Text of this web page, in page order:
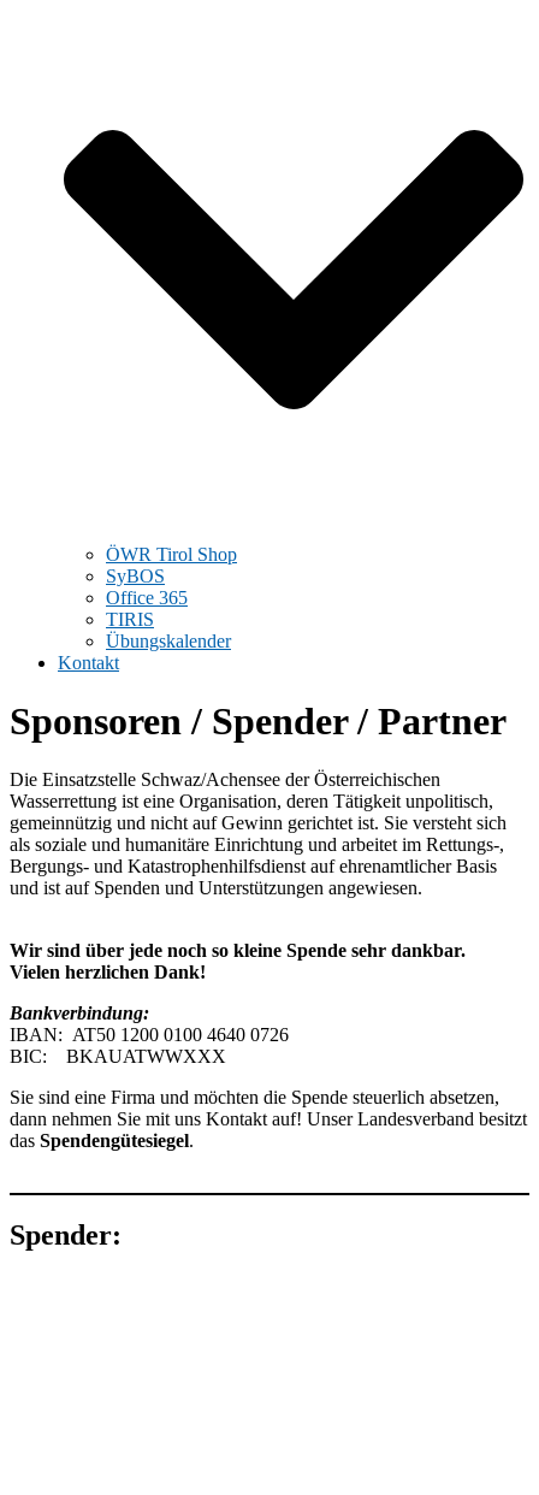
ÖWR Tirol Shop
SyBOS
Office 365
TIRIS
Übungskalender
Kontakt
Sponsoren / Spender / Partner
Die Einsatzstelle Schwaz/Achensee der Österreichischen
Wasserrettung ist eine Organisation, deren Tätigkeit unpolitisch,
gemeinnützig und nicht auf Gewinn gerichtet ist. Sie versteht sich
als soziale und humanitäre Einrichtung und arbeitet im Rettungs-,
Bergungs- und Katastrophenhilfsdienst auf ehrenamtlicher Basis
und ist auf Spenden und Unterstützungen angewiesen.
Wir sind über jede noch so kleine Spende sehr dankbar.
Vielen herzlichen Dank!
Bankverbindung:
IBAN: AT50 1200 0100 4640 0726
BIC: BKAUATWWXXX
Sie sind eine Firma und möchten die Spende steuerlich absetzen,
dann nehmen Sie mit uns Kontakt auf! Unser Landesverband besitzt
das Spendengütesiegel.
Spender: